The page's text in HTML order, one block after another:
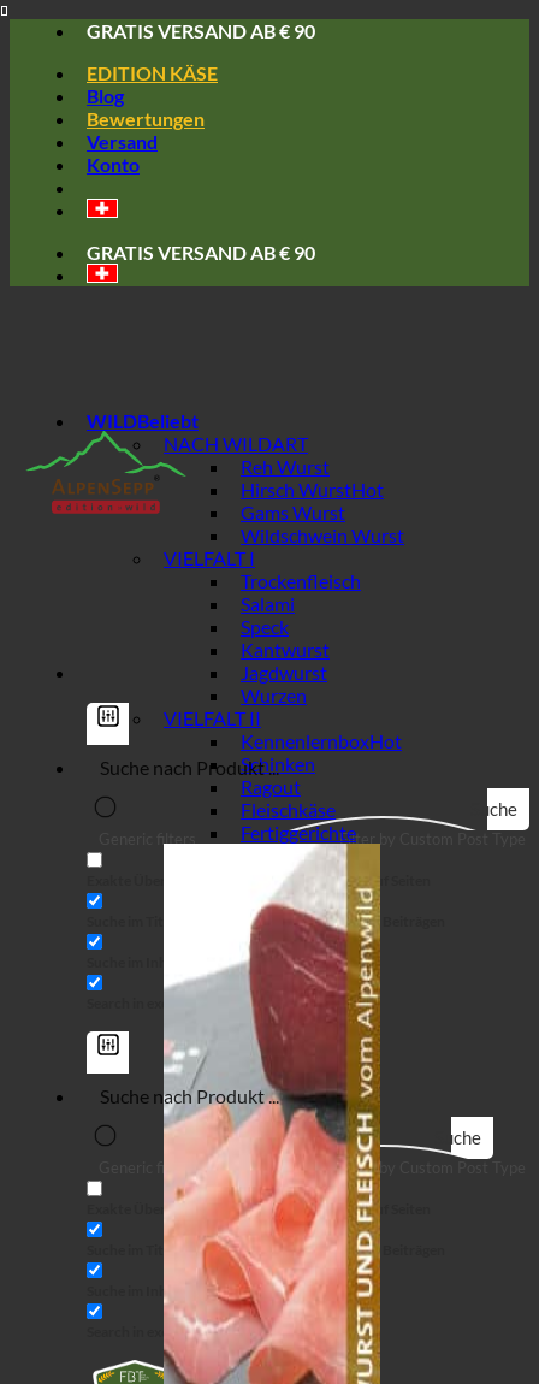
content
GRATIS VERSAND AB € 90
EDITION KÄSE
Blog
Bewertungen
Versand
Konto
GRATIS VERSAND AB € 90
Suche
Filter by Custom Post Type
Suche auf Seiten
Suche in Beiträgen
Suche
Exakte Übereinstimmung
Suche im Inhalt
Search in excerpt
Filter by Custom Post Type
Suche auf Seiten
Suche in Beiträgen
WILD
NACH WILDART
Reh Wurst
Hirsch Wurst
Gams Wurst
Wildschwein Wurst
VIELFALT I
Trockenfleisch
Salami
Speck
Kantwurst
Jagdwurst
Wurzen
VIELFALT II
Kennenlernbox
Schinken
Ragout
Fleischkäse
Fertiggerichte